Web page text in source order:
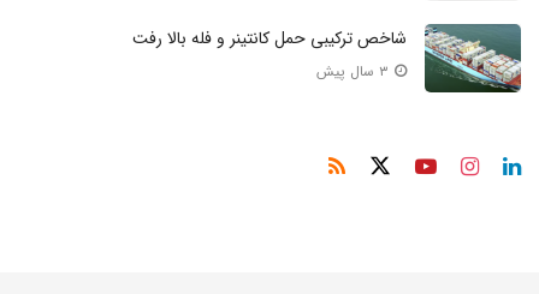
شاخص ترکیبی حمل کانتینر و فله بالا رفت